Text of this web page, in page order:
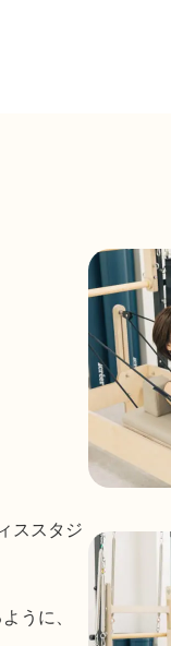
ススタジ
うに、